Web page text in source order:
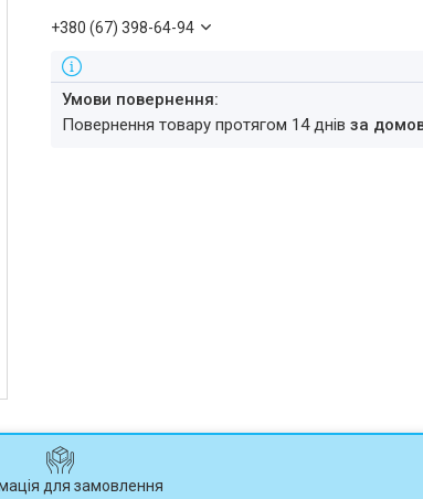
+380 (67) 398-64-94
повернення товару протягом 14 днівза
для замовлення